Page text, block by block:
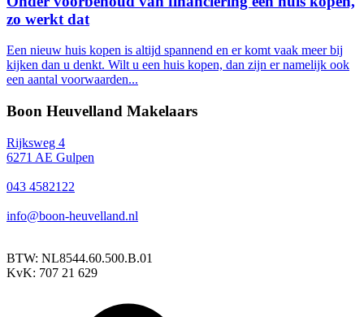
zo werkt dat
Een nieuw huis kopen is altijd spannend en er komt vaak meer bij
kijken dan u denkt. Wilt u een huis kopen, dan zijn er namelijk ook
een aantal voorwaarden...
Boon Heuvelland Makelaars
Rijksweg 4
6271 AE Gulpen
043 4582122
info@boon-heuvelland.nl
BTW: NL8544.60.500.B.01
KvK: 707 21 629